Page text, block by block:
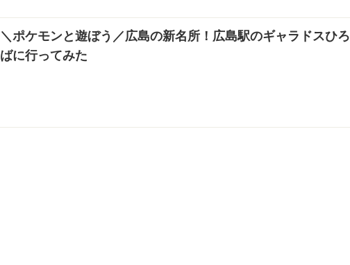
＼ポケモンと遊ぼう／広島の新名所！広島駅のギャラドスひろ
ばに行ってみた